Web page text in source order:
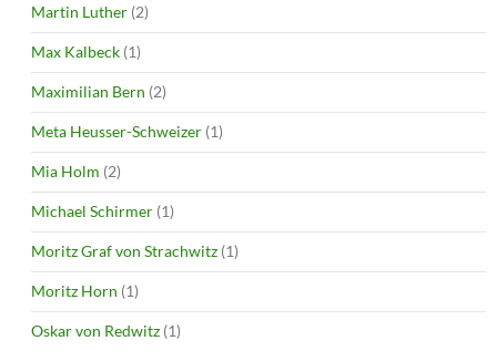
Martin Luther (2)
Max Kalbeck (1)
Maximilian Bern (2)
Meta Heusser-Schweizer (1)
Mia Holm (2)
Michael Schirmer (1)
Moritz Graf von Strachwitz (1)
Moritz Horn (1)
Oskar von Redwitz (1)